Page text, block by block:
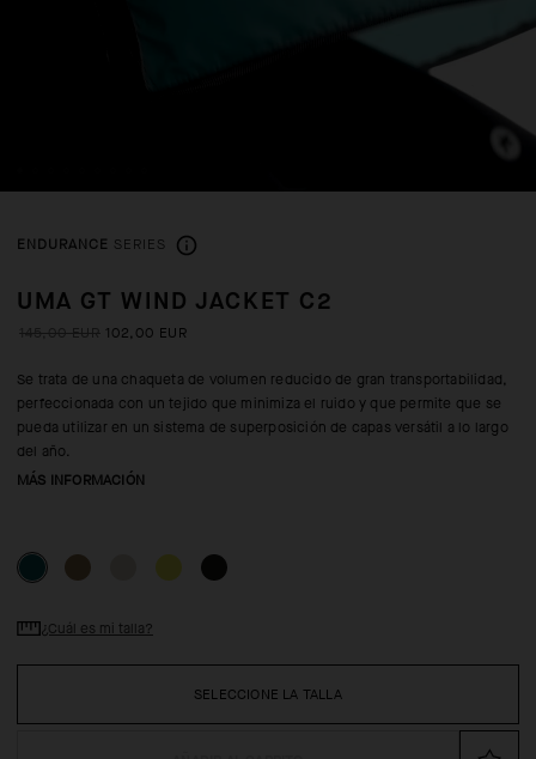
ENDURANCE SERIES
UMA GT WIND JACKET C2
102,00 EUR
Se trata de una chaqueta de volumen reducido de gran transportabilidad,
perfeccionada con un tejido que minimiza el ruido y que permite que se
pueda utilizar en un sistema de superposición de capas versátil a lo largo
del año.
MÁS INFORMACIÓN
SELECCIONE LA TALLA
¿Cuál es mi talla?